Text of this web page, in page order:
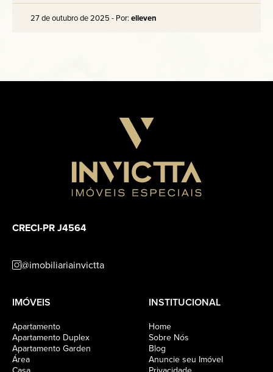
27 de outubro de 2025 - Por: elleven
CRECI-PR J4564
@imobiliariainvictta
IMÓVEIS
Apartamento
Apartamento Duplex
Apartamento Garden
Área
INSTITUCIONAL
Home
Sobre Nós
Blog
Anuncie seu Imóvel